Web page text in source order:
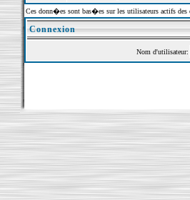
Ces donn�es sont bas�es sur les utilisateurs actifs
Connexion
Nom d'utilisateur: